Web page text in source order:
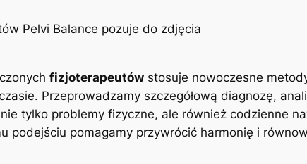
fizjoterapeutów stosuje nowoczesne
Przeprowadzamy szczegółową diagnozę,
tylko problemy fizyczne, ale również codzienne
podejściu pomagamy przywrócić harmonię i